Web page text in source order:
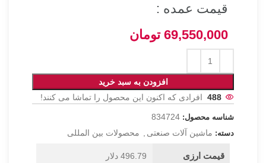
قیمت عمده :
69,550,000 تومان
افزودن به سبد خرید
488 افرادی که اکنون این محصول را تماشا می کنند!
شناسه محصول: 834724
دسته: ماشین آلات صنعتی محصولات بین المللی
قیمت ارزی 496.79 دلار